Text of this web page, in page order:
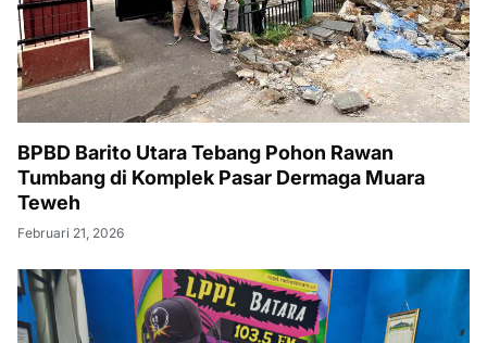
BPBD Barito Utara Tebang Pohon Rawan
Tumbang di Komplek Pasar Dermaga Muara
Teweh
Februari 21, 2026